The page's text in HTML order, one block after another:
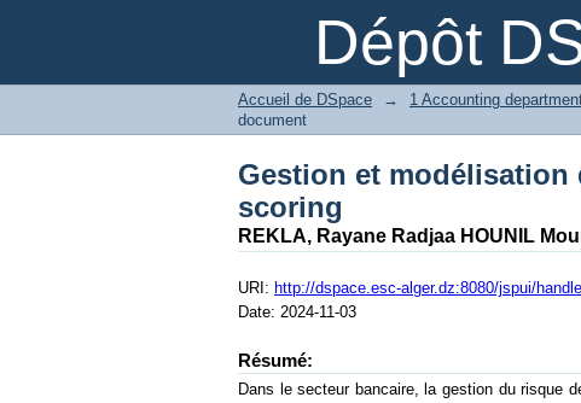
Dépôt
Gestion et
Accueil de DSpace →
document
Gestion et modélisation
scoring
REKLA, Rayane Radjaa HOUNIL
URI: http://dspace.esc-alger.dz:8080/jspui/
Date: 2024-11-03
Résumé:
Dans le secteur bancaire, la gestion du risque